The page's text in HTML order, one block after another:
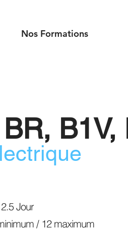
Nos Formations
B1V,
Jour
/ 12 maximum